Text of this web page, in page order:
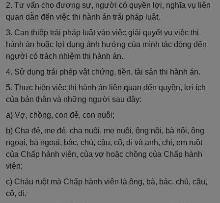
2. Tư vấn cho đương sự, người có quyền lợi, nghĩa vụ liên
quan dẫn đến việc thi hành án trái pháp luật.
3. Can thiệp trái pháp luật vào việc giải quyết vụ việc thi
hành án hoặc lợi dụng ảnh hưởng của mình tác động đến
người có trách nhiệm thi hành án.
4. Sử dụng trái phép vật chứng, tiền, tài sản thi hành án.
5. Thực hiện việc thi hành án liên quan đến quyền, lợi ích
của bản thân và những người sau đây:
a) Vợ, chồng, con đẻ, con nuôi;
b) Cha đẻ, mẹ đẻ, cha nuôi, mẹ nuôi, ông nội, bà nội, ông
ngoại, bà ngoại, bác, chú, cậu, cô, dì và anh, chị, em ruột
của Chấp hành viên, của vợ hoặc chồng của Chấp hành
viên;
c) Cháu ruột mà Chấp hành viên là ông, bà, bác, chú, cậu,
cô, dì.